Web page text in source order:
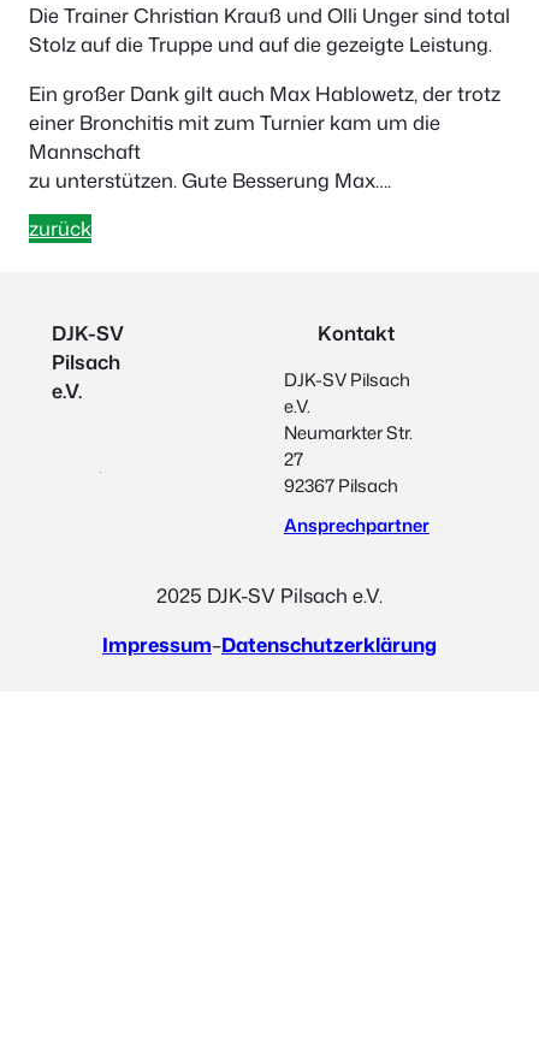
Die Trainer Christian Krauß und Olli Unger sind total
Stolz auf die Truppe und auf die gezeigte Leistung.
Ein großer Dank gilt auch Max Hablowetz, der trotz
einer Bronchitis mit zum Turnier kam um die
Mannschaft
zu unterstützen. Gute Besserung Max….
zurück
DJK-SV
Pilsach
e.V.
Kontakt
DJK-SV Pilsach
e.V.
Neumarkter Str.
27
92367 Pilsach
Ansprechpartner
2025 DJK-SV Pilsach e.V.
Impressum–Datenschutzerklärung